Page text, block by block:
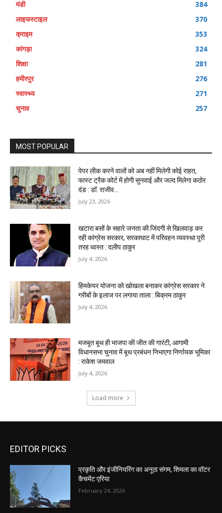
EDITOR PICKS
प्रकृति और इंजीनियरिंग का अनूठा संगम, शिमला का वॉटर
कैचमेंट एरिया
February 24, 2026